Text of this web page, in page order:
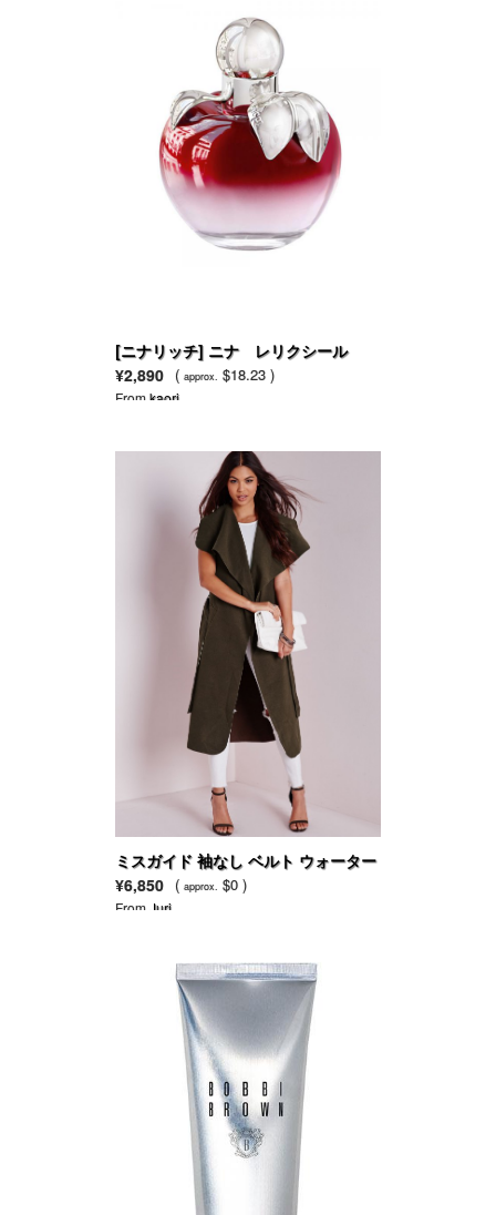
[ニナリッチ] ニナ レリクシール
EDP
¥2,890 ( approx. $18.23 )
Fromkaori
ミスガイド 袖なし ベルト ウォーター
フォール コート
¥6,850 ( approx. $0 )
From Juri